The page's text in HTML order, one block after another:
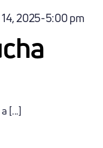
2025-5:00 pm
[...]